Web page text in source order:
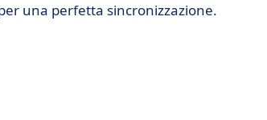
una perfetta sincronizzazione.